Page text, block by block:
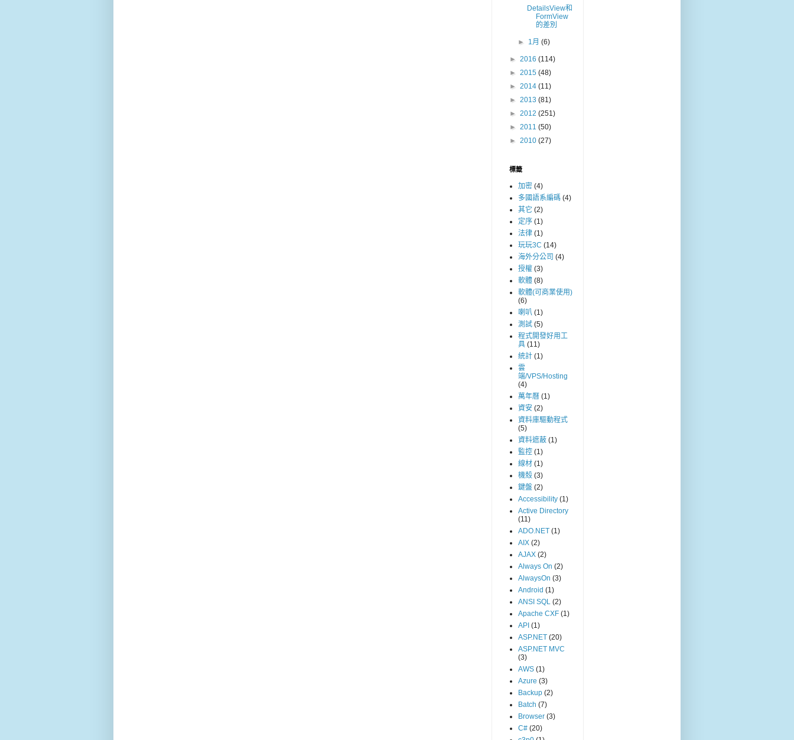
DetailsView和
FormView
的差別
► 1月(6)
► 2016 (114)
► 2015 (48)
► 2014 (11)
► 2013 (81)
► 2012 (251)
► 2011 (50)
► 2010 (27)
標籤
加密 (4)
多國語系編碼 (4)
其它 (2)
定序 (1)
法律 (1)
玩玩3C (14)
海外分公司 (4)
授權 (3)
軟體 (8)
軟體(可商業使用)
(6)
喇叭 (1)
測試 (5)
程式開發好用工
具 (11)
統計 (1)
雲
端/VPS/Hosting
(4)
萬年曆 (1)
資安 (2)
資料庫驅動程式
(5)
資料遮蔽 (1)
監控 (1)
線材 (1)
機殼 (3)
鍵盤 (2)
Accessibility (1)
Active Directory
(11)
ADO.NET (1)
AIX (2)
AJAX (2)
Always On (2)
AlwaysOn (3)
Android (1)
ANSI SQL (2)
Apache CXF (1)
API (1)
ASP.NET (20)
ASP.NET MVC
(3)
AWS (1)
Azure (3)
Backup (2)
Batch (7)
Browser (3)
C# (20)